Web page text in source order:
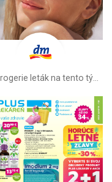
dm drogerie leták na tento týždeň